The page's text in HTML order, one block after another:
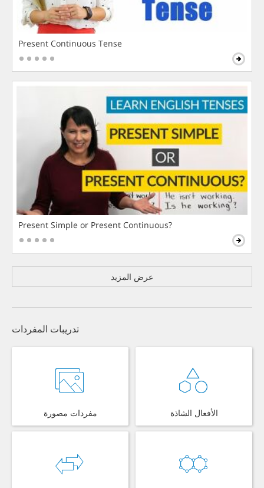
Present Continuous Tense
Present Simple or Present Continuous?
عرض المزيد
تدريبات المفردات
مفردات مصورة الأفعال الشاذة